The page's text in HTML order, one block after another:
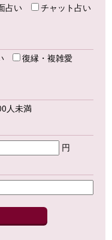
占い
チャット占い
復縁・複雑愛
人未満
円